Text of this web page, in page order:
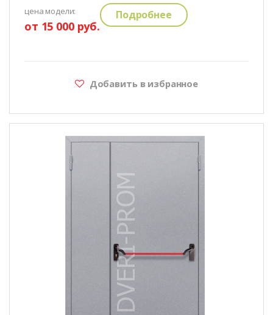
цена модели:
от 15 000 руб.
Подробнее
Добавить в избранное